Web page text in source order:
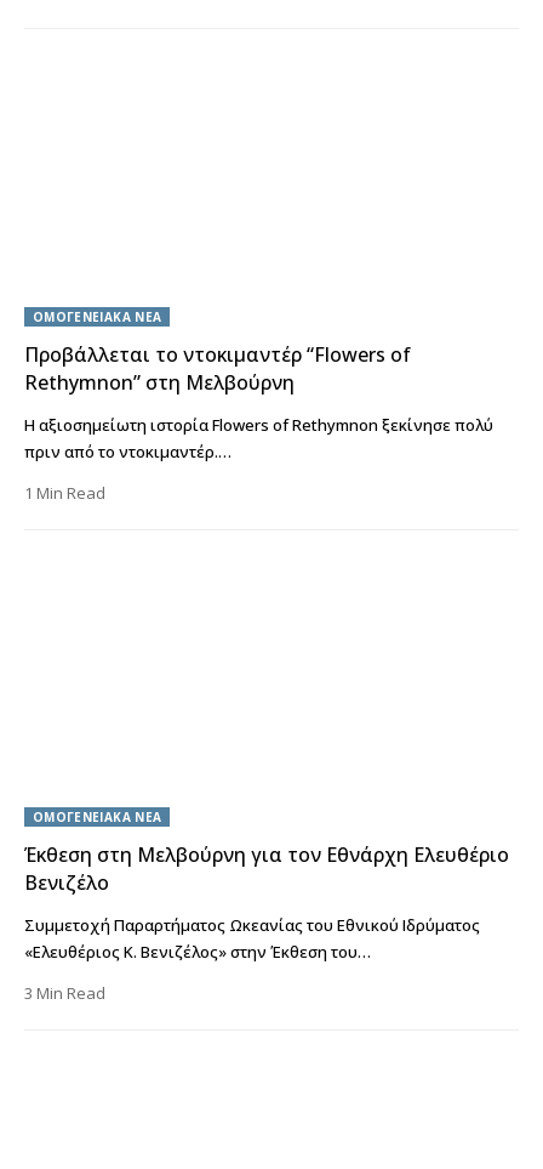
ΟΜΟΓΕΝΕΙΑΚΑ ΝΕΑ
Προβάλλεται το ντοκιμαντέρ “Flowers of
Rethymnon” στη Μελβούρνη
Η αξιοσημείωτη ιστορία Flowers of Rethymnon ξεκίνησε πολύ
πριν από το ντοκιμαντέρ.…
1 Min Read
ΟΜΟΓΕΝΕΙΑΚΑ ΝΕΑ
Έκθεση στη Μελβούρνη για τον Εθνάρχη Ελευθέριο
Βενιζέλο
Συμμετοχή Παραρτήματος Ωκεανίας του Εθνικού Ιδρύματος
«Ελευθέριος Κ. Βενιζέλος» στην Έκθεση του…
3 Min Read